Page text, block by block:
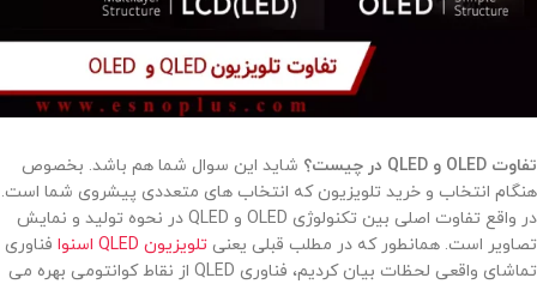
تفاوت OLED و QLED در چیست؟
شاید این سوال شما هم باشد. بخصوص
هنگام انتخاب و خرید تلویزیون که انتخاب های متعددی پیشروی شما است.
در واقع تفاوت اصلی بین تکنولوژی OLED و QLED در نحوه تولید و نمایش
تصاویر است. همانطور که در مطلب قبلی یعنی تلویزیون QLED اسنوا
فناوری
تماشای واقعی لحظات بیان کردیم، فناوری QLED از نقاط کوانتومی بهره می